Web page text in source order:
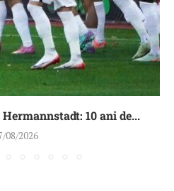
10 ani de...
08/2026